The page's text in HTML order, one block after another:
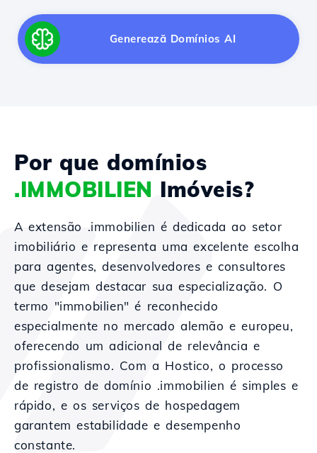
Generează Domínios AI
Por que domínios
.IMMOBILIEN Imóveis?
A extensão .immobilien é dedicada ao setor
imobiliário e representa uma excelente escolha
para agentes, desenvolvedores e consultores
que desejam destacar sua especialização. O
termo "immobilien" é reconhecido
especialmente no mercado alemão e europeu,
oferecendo um adicional de relevância e
profissionalismo. Com a Hostico, o processo
de registro de domínio .immobilien é simples e
rápido, e os serviços de hospedagem
garantem estabilidade e desempenho
constante.